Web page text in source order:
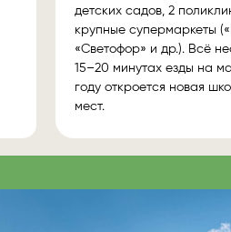
детских садов, 2
крупные супермаркеты
«Светофор» и др.). Всё
15–20 минутах езды на
году откроется новая
мест.